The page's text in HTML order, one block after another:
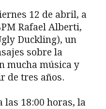
12 de abril, a
Rafael Alberti,
Duckling), un
sobre la
mucha música y
de tres años.
las 18:00 horas, la